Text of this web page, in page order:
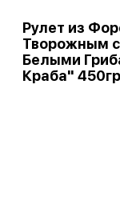
Рулет из
Творожным
Белыми
Краба" 450гр